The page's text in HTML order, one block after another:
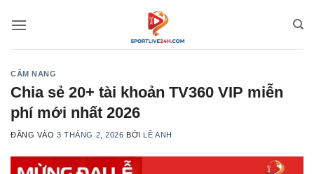
qua
CẨM NANG
Chia sẻ 20+ tài khoản TV360 VIP miễn
phí mới nhất 2026
ĐĂNG VÀO3 THÁNG 2, 2026 BỞI LÊ ANH